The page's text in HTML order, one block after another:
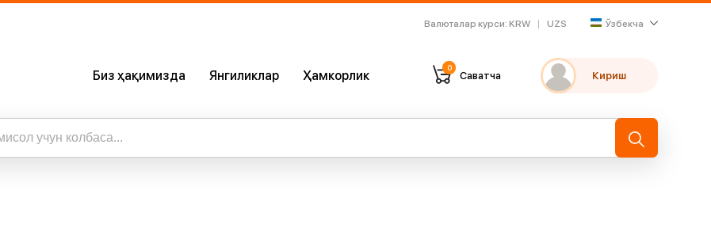
Валюталар курси: KRW UZS Ўзбекча
Биз ҳақимизда
Биз Ҳақимизда
Сертификатлар
Янгиликлар Ҳамкорлик
0
Саватча Кириш